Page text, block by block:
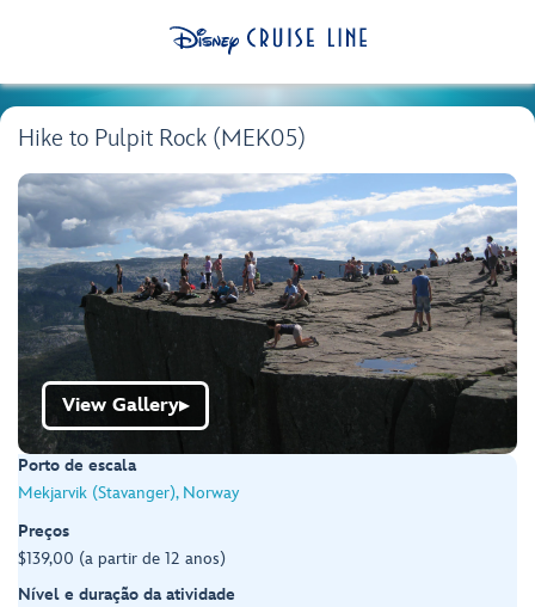
Hike to Pulpit Rock (MEK05)
View Gallery▶
Porto de escala
Mekjarvik (Stavanger), Norway
Preços
$139,00 (a partir de 12 anos)
Nível e duração da atividade